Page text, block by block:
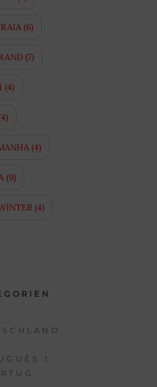
(6)
(7)
(4)
(4)
(9)
(4)
|